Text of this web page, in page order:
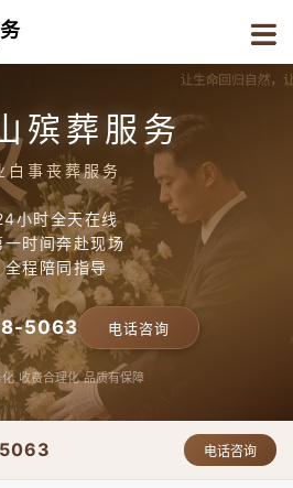
殡葬服务
白事丧葬服务
小时全天在线
一时间奔赴现场
全程陪同指导
5063 电话咨询
收费合理化 品质有保障
电话咨询